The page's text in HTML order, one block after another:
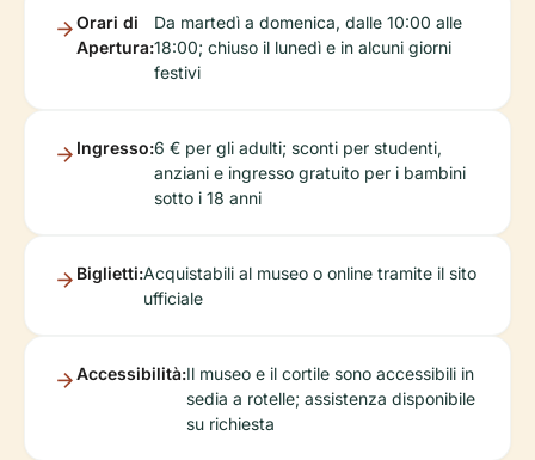
Orari di
Apertura:
Da martedì a domenica, dalle 10:00 alle
18:00; chiuso il lunedì e in alcuni giorni
festivi
Ingresso:6 € per gli adulti; sconti per studenti,
anziani e ingresso gratuito per i bambini
sotto i 18 anni
Biglietti:Acquistabili al museo o online tramite il sito
ufficiale
Accessibilità:Il museo e il cortile sono accessibili in
sedia a rotelle; assistenza disponibile
su richiesta